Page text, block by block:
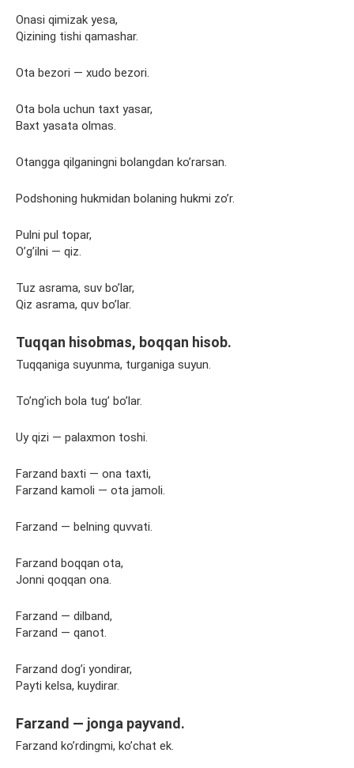
Onasi qimizak yesa,
Qizining tishi qamashar.
Ota bezori — xudo bezori.
Ota bola uchun taxt yasar,
Baxt yasata olmas.
Otangga qilganingni bolangdan ko’rarsan.
Podshoning hukmidan bolaning hukmi zo’r.
Pulni pul topar,
O’g’ilni — qiz.
Tuz asrama, suv bo’lar,
Qiz asrama, quv bo’lar.
Tuqqan hisobmas, boqqan hisob.
Tuqqaniga suyunma, turganiga suyun.
To’ng’ich bola tug’ bo’lar.
Uy qizi — palaxmon toshi.
Farzand baxti — ona taxti,
Farzand kamoli — ota jamoli.
Farzand — belning quvvati.
Farzand boqqan ota,
Jonni qoqqan ona.
Farzand — dilband,
Farzand — qanot.
Farzand dog’i yondirar,
Payti kelsa, kuydirar.
Farzand — jonga payvand.
Farzand ko’rdingmi, ko’chat ek.